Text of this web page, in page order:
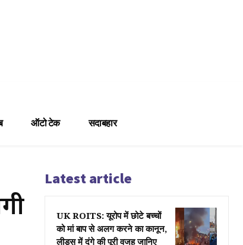
ऑटो टेक सदाबहार
Latest article
UK ROITS: यूरोप में छोटे बच्चों
को मां बाप से अलग करने का कानून,
लीड्स में दंगे की पूरी वजह जानिए